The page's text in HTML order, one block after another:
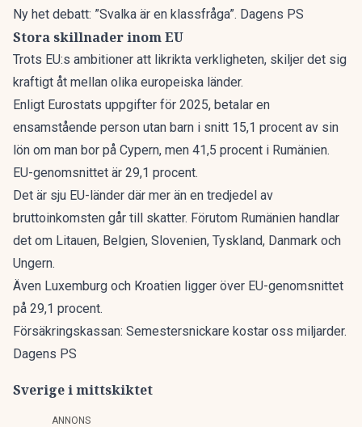
Ny het debatt: ”Svalka är en klassfråga”. Dagens PS
Stora skillnader inom EU
Trots EU:s ambitioner att likrikta verkligheten, skiljer det sig
kraftigt åt mellan olika europeiska länder.
Enligt Eurostats uppgifter för 2025, betalar en
ensamstående person utan barn i snitt 15,1 procent av sin
lön om man bor på Cypern, men 41,5 procent i Rumänien.
EU-genomsnittet är 29,1 procent.
Det är sju EU-länder där mer än en tredjedel av
bruttoinkomsten går till skatter. Förutom Rumänien handlar
det om Litauen, Belgien, Slovenien, Tyskland, Danmark och
Ungern.
Även Luxemburg och Kroatien ligger över EU-genomsnittet
på 29,1 procent.
Försäkringskassan: Semestersnickare kostar oss miljarder.
Dagens PS
Sverige i mittskiktet
ANNONS